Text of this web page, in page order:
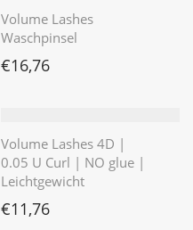
Volume Lashes
Waschpinsel
€16,76
Volume Lashes 4D |
0.05 U Curl | NO glue |
Leichtgewicht
€11,76